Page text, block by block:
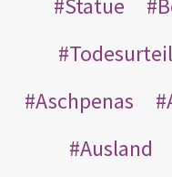
Statue
Todesurteil
Aschpenas
Ausland